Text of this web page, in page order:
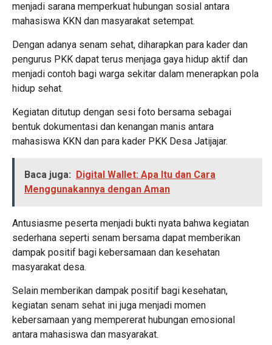
menjadi sarana memperkuat hubungan sosial antara
mahasiswa KKN dan masyarakat setempat.
Dengan adanya senam sehat, diharapkan para kader dan
pengurus PKK dapat terus menjaga gaya hidup aktif dan
menjadi contoh bagi warga sekitar dalam menerapkan pola
hidup sehat.
Kegiatan ditutup dengan sesi foto bersama sebagai
bentuk dokumentasi dan kenangan manis antara
mahasiswa KKN dan para kader PKK Desa Jatijajar.
Baca juga: Digital Wallet: Apa Itu dan Cara
Menggunakannya dengan Aman
Antusiasme peserta menjadi bukti nyata bahwa kegiatan
sederhana seperti senam bersama dapat memberikan
dampak positif bagi kebersamaan dan kesehatan
masyarakat desa.
Selain memberikan dampak positif bagi kesehatan,
kegiatan senam sehat ini juga menjadi momen
kebersamaan yang mempererat hubungan emosional
antara mahasiswa dan masyarakat.